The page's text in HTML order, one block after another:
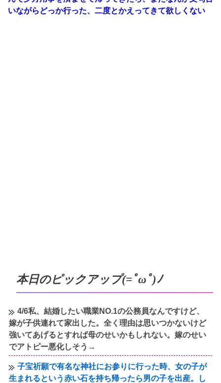
いながらどっか行った、二度とかえってきて欲しくない
本日のピックアップ(=ﾟωﾟ)ﾉ
4/6私、結婚したい職業NO.1の公務員なんですけど、
嫁が子供連れて家出した。全く理由は思いつかないけど
強いてあげるとすれば母のせいかもしれない。嫁のせい
でアトピー悪化しそう→
子宝祈願で有名な神社にお参りに行った時、女の子が
生まれるという赤い石を持ち帰ったら男の子を出産。し